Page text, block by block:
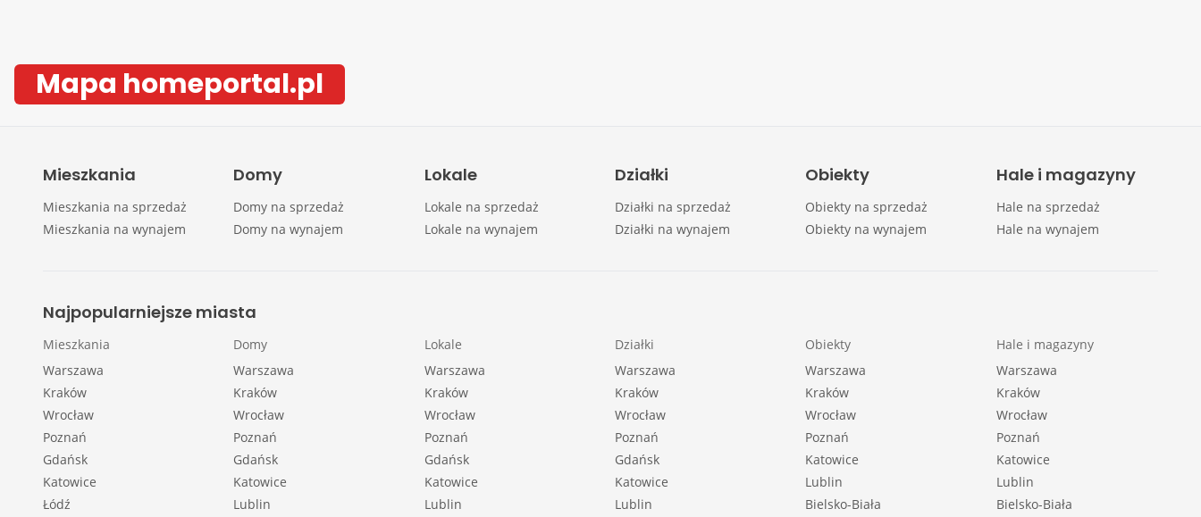
Mapa homeportal.pl
Mieszkania
Mieszkania na sprzedaż
Mieszkania na wynajem
Domy
Domy na sprzedaż
Domy na wynajem
Lokale
Lokale na sprzedaż
Lokale na wynajem
Działki
Działki na sprzedaż
Działki na wynajem
Obiekty
Obiekty na sprzedaż
Obiekty na wynajem
Hale i magazyny
Hale na sprzedaż
Hale na wynajem
Najpopularniejsze miasta
Mieszkania
Warszawa
Kraków
Wrocław
Poznań
Gdańsk
Katowice
Łódź
Domy
Warszawa
Kraków
Wrocław
Poznań
Gdańsk
Katowice
Lublin
Lokale
Warszawa
Kraków
Wrocław
Poznań
Gdańsk
Katowice
Lublin
Działki
Warszawa
Kraków
Wrocław
Poznań
Gdańsk
Katowice
Lublin
Obiekty
Warszawa
Kraków
Wrocław
Poznań
Katowice
Lublin
Bielsko-Biała
Hale i magazyny
Warszawa
Kraków
Wrocław
Poznań
Katowice
Lublin
Bielsko-Biała